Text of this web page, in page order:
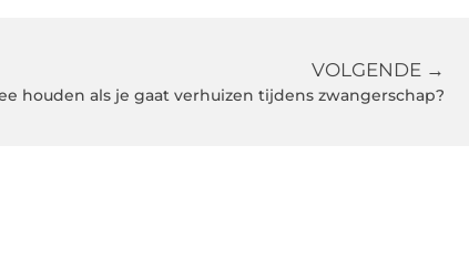
VOLGENDE →
houden als je gaat verhuizen tijdens zwangerschap?